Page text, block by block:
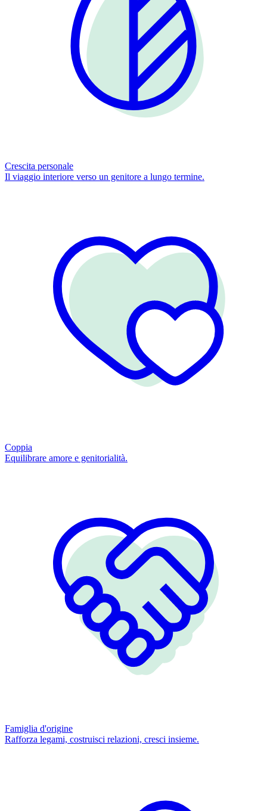
Crescita personale
Il viaggio interiore verso un genitore a lungo termine.
Coppia
Equilibrare amore e genitorialità.
Famiglia d'origine
Rafforza legami, costruisci relazioni, cresci insieme.